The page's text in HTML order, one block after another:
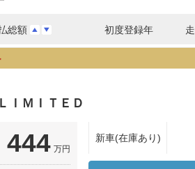
総額 初度登録年
ＭＩＴＥＤ
444 万円
新車(在庫あり)